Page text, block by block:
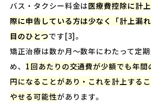
バス・タクシー料金は医療費控除に計
際に申告している方は少なく「計上漏
目のひとつです[3]。
矯正治療は数か月〜数年にわたって定
め、 1回あたりの交通費が少額でも年間
円になることがあり・これを計上する
やせる可能性があります。